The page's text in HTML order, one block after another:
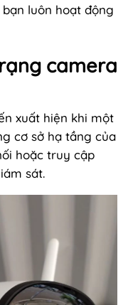
luôn hoạt động
camera
xuất hiện khi một
cơ sở hạ tầng của
hoặc truy cập
sát.